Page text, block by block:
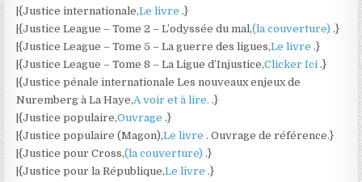
|{Justice internationale,Le livre.}
|{Justice League – Tome 2 – L’odyssée du mal,(la couverture).}
|{Justice League – Tome 5 – La guerre des ligues,Le livre.}
|{Justice League – Tome 8 – La Ligue d’Injustice,Clicker Ici.}
|{Justice pénale internationale Les nouveaux enjeux de
Nuremberg à La Haye,A voir et à lire..}
|{Justice populaire,Ouvrage.}
|{Justice populaire (Magon),Le livre. Ouvrage de référence.}
|{Justice pour Cross,(la couverture).}
|{Justice pour la République,Le livre.}